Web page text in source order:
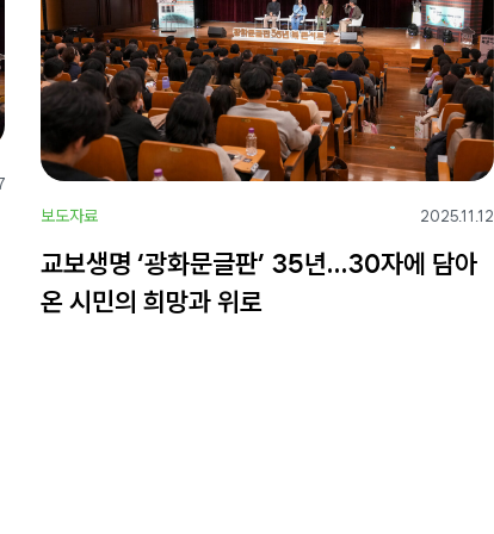
보도자료 2025.11.12
교보생명 ‘광화문글판’ 35년…30자에 담아
온 시민의 희망과 위로